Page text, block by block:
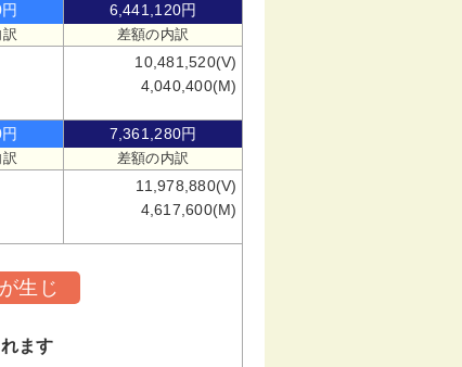
6,441,120円
差額の内訳
10,481,520(V)
4,040,400(M)
7,361,280円
差額の内訳
11,978,880(V)
4,617,600(M)
生じ
ます